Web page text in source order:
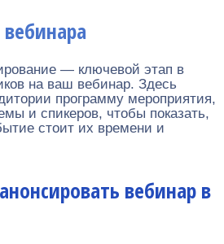
— ключевой этап в
на ваш вебинар. Здесь
программу мероприятия,
и спикеров, чтобы показать,
стоит их времени и
вебинар в